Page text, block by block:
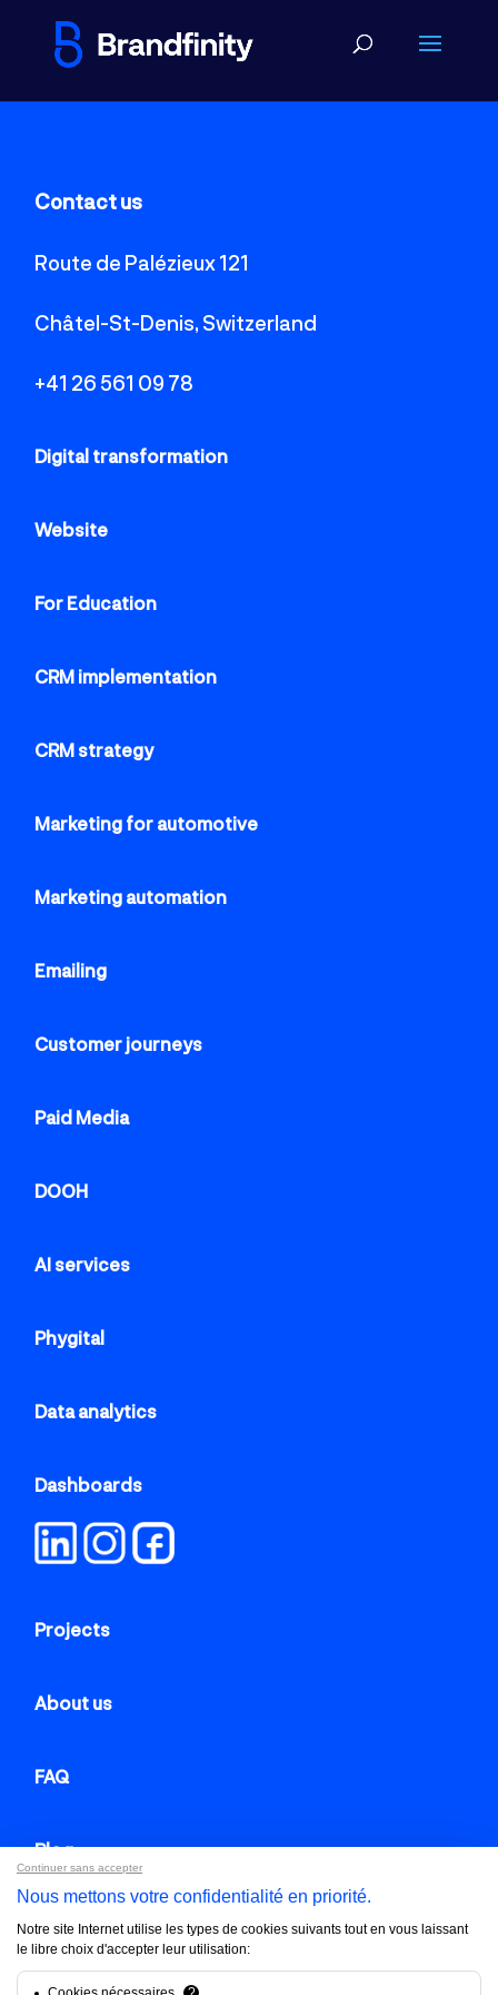
Contact us
Route de Palézieux 121
Châtel-St-Denis, Switzerland
+41 26 561 09 78
Digital transformation
Website
For Education
CRM implementation
CRM strategy
Marketing for automotive
Marketing automation
Emailing
Customer journeys
Paid Media
DOOH
AI services
Phygital
Data analytics
Dashboards
Projects
About us
FAQ
Blog
Contact us
Continuer sans accepter
Nous mettons votre confidentialité en priorité.
Notre site Internet utilise les types de cookies suivants tout en vous laissant
le libre choix d'accepter leur utilisation: